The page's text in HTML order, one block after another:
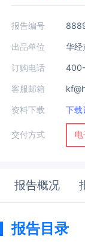
报告编号
出品单位 华经
订购电话
客服邮箱
资料下载 下载
交付方式
报告概况
报告目录